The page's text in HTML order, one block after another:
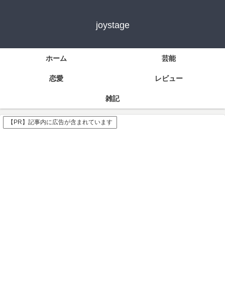
joystage
ホーム 芸能
恋愛 レビュー
雑記
【PR】記事内に広告が含まれています